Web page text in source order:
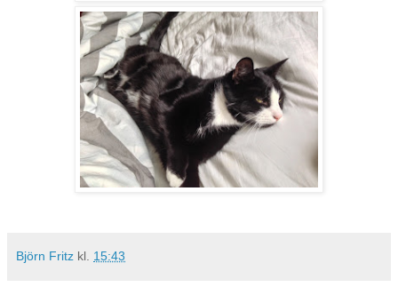
Björn Fritz kl. 15:43